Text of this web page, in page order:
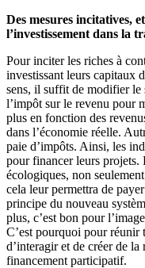
Des mesures incitatives,
l’investissement dans la
Pour inciter les riches à
investissant leurs capitaux
sens, il suffit de modifier le
l’impôt sur le revenu pour
plus en fonction des
dans l’économie réelle.
paie d’impôts. Ainsi, les
pour financer leurs projets.
écologiques, non
cela leur permettra de
principe du nouveau
plus, c’est bon pour
C’est pourquoi pour réunir
d’interagir et de créer de
financement participatif.